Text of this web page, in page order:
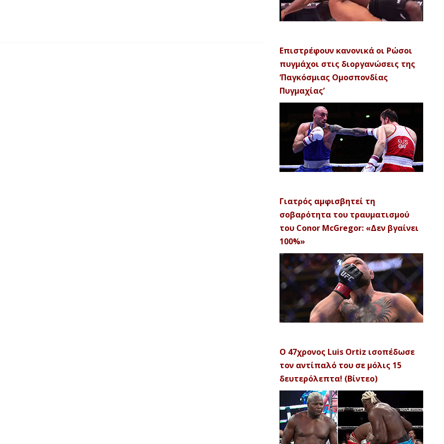
Επιστρέφουν κανονικά οι Ρώσοι
πυγμάχοι στις διοργανώσεις της
‘Παγκόσμιας Ομοσπονδίας
Πυγμαχίας’
Γιατρός αμφισβητεί τη
σοβαρότητα του τραυματισμού
του Conor McGregor: «Δεν βγαίνει
100%»
Ο 47χρονος Luis Ortiz ισοπέδωσε
τον αντίπαλό του σε μόλις 15
δευτερόλεπτα! (Βίντεο)